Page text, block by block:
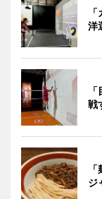
洋
戦
ジ